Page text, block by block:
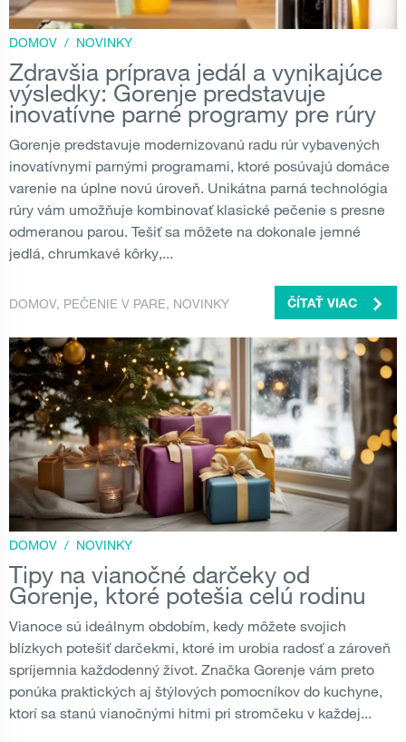
DOMOV / NOVINKY
Zdravšia príprava jedál a vynikajúce
výsledky: Gorenje predstavuje
inovatívne parné programy pre rúry
Gorenje predstavuje modernizovanú radu rúr vybavených
inovatívnymi parnými programami, ktoré posúvajú domáce
varenie na úplne novú úroveň. Unikátna parná technológia
rúry vám umožňuje kombinovať klasické pečenie s presne
odmeranou parou. Tešiť sa môžete na dokonale jemné
jedlá, chrumkavé kôrky,...
DOMOV, PEČENIE V PARE, NOVINKY ČÍTAŤ VIAC
DOMOV / NOVINKY
Tipy na vianočné darčeky od
Gorenje, ktoré potešia celú rodinu
Vianoce sú ideálnym obdobím, kedy môžete svojich
blízkych potešiť darčekmi, ktoré im urobia radosť a zároveň
spríjemnia každodenný život. Značka Gorenje vám preto
ponúka praktických aj štýlových pomocníkov do kuchyne,
ktorí sa stanú vianočnými hitmi pri stromčeku v každej...